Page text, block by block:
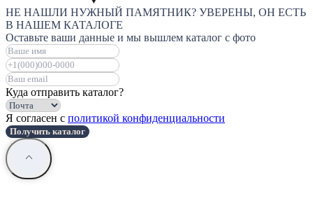
НЕ НАШЛИ НУЖНЫЙ ПАМЯТНИК? УВЕРЕНЫ, ОН ЕСТЬ
В НАШЕМ КАТАЛОГЕ
Оставьте ваши данные и мы вышлем каталог с фото
Куда отправить каталог?
Я согласен с политикой конфиденциальности
Получить каталог